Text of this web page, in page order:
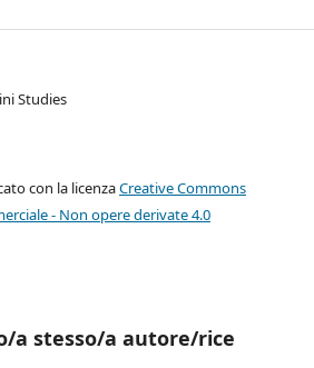
Studies
con la licenzaCreative Commons
- Non opere derivate 4.0
a stesso/a autore/rice